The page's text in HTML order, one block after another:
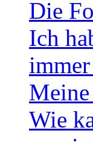
Die
Ich
Wie